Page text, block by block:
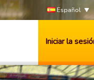
Español
Iniciar la